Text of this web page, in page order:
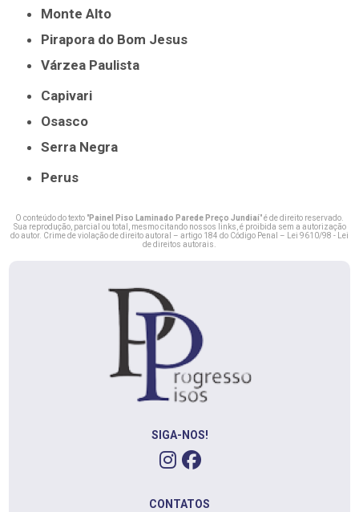
Monte Alto
Pirapora do Bom Jesus
Várzea Paulista
Capivari
Osasco
Serra Negra
Perus
O conteúdo do texto "Painel Piso Laminado Parede Preço Jundiaí" é de direito reservado.
Sua reprodução, parcial ou total, mesmo citando nossos links, é proibida sem a autorização
do autor. Crime de violação de direito autoral – artigo 184 do Código Penal –
Lei 9610/98 - Lei
de direitos autorais
SIGA-NOS!
CONTATOS